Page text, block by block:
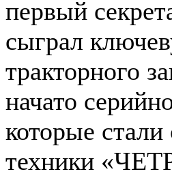
первый
сыграл
тракторного
начато
которые
техники